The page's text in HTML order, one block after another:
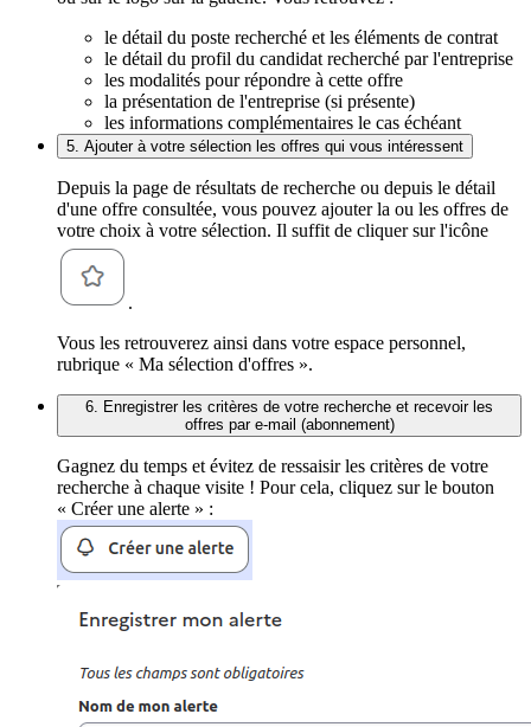
le détail du poste recherché et les éléments de contrat
le détail du profil du candidat recherché par l'entreprise
les modalités pour répondre à cette offre
la présentation de l'entreprise (si présente)
les informations complémentaires le cas échéant
5. Ajouter à votre sélection les offres qui vous intéressent
Depuis la page de résultats de recherche ou depuis le détail
d'une offre consultée, vous pouvez ajouter la ou les offres de
votre choix à votre sélection. Il suffit de cliquer sur l'icône
.
Vous les retrouverez ainsi dans votre espace personnel,
rubrique « Ma sélection d'offres ».
6. Enregistrer les critères de votre recherche et recevoir les
offres par e-mail (abonnement)
Gagnez du temps et évitez de ressaisir les critères de votre
recherche à chaque visite ! Pour cela, cliquez sur le bouton
« Créer une alerte » :